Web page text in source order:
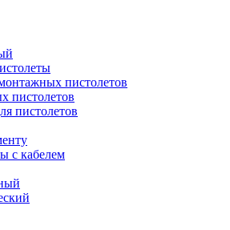
пистолетов
пистолетов
пистолетов
с кабелем